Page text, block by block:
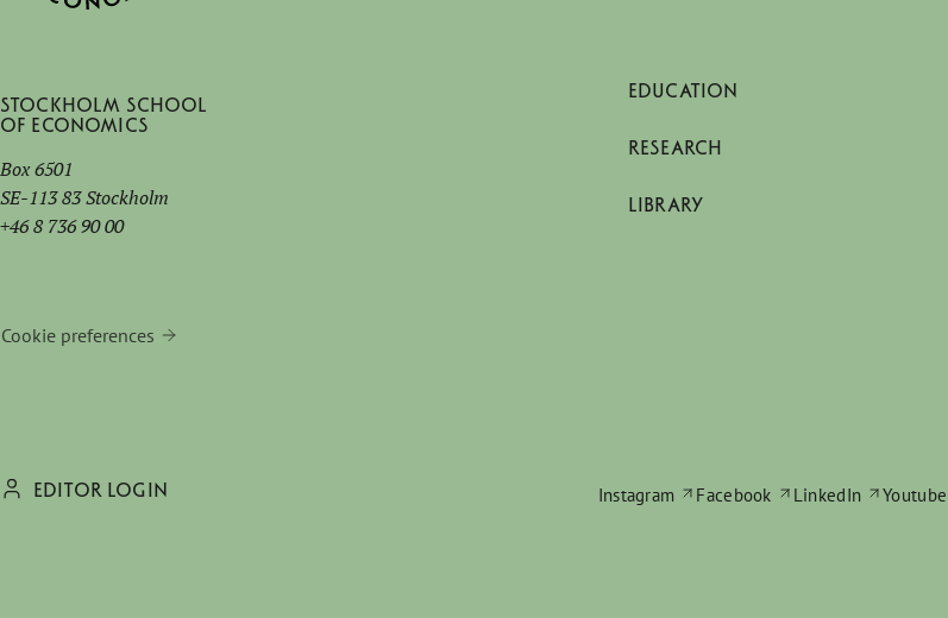
Stockholm School
of Economics
Box 6501
SE-113 83 Stockholm
+46 8 736 90 00
Cookie preferences
EDUCATION
RESEARCH
LIBRARY
EDITOR LOGIN Instagram Facebook LinkedIn Youtube